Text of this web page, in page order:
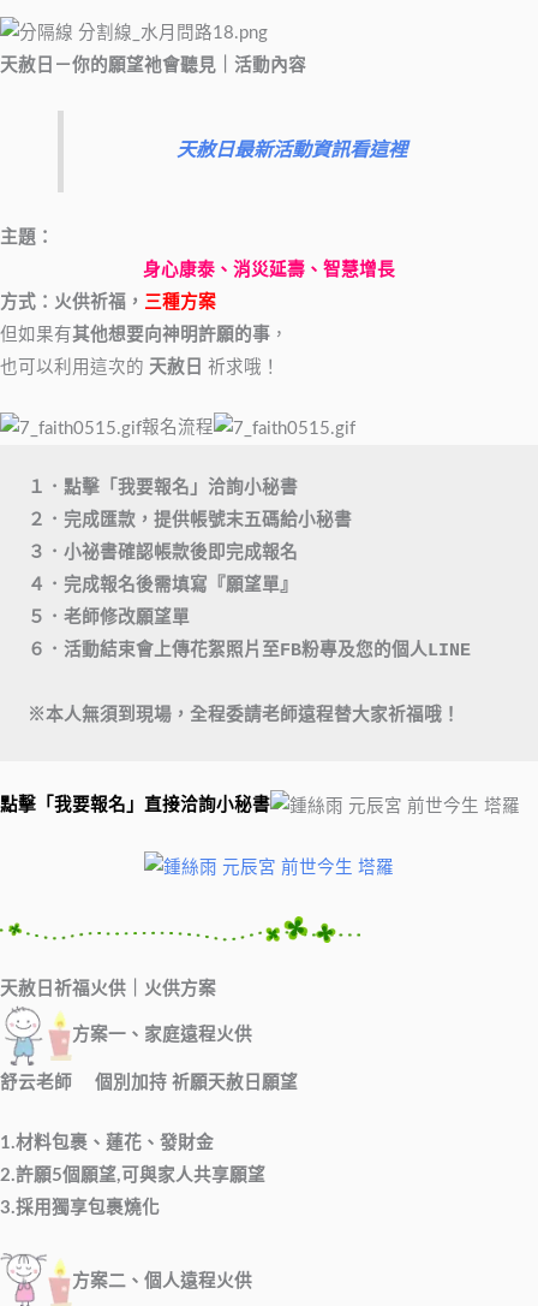
天赦日 －你的願望祂會聽見 ｜活動內容
天赦日最新活動資訊看這裡
主題 ：
身心康泰、消災延壽、智慧增長
方式：火供祈福， 三種方案
但如果有 其他想要向神明許願的事 ，
也可以利用這次的 天赦日 祈求哦！
報名流程
１．點擊「我要報名」洽詢小秘書
２．完成匯款，提供帳號末五碼給小秘書
３．小祕書確認帳款後即完成報名
４．完成報名後需填寫『願望單』
５．老師修改願望單
６．活動結束會上傳花絮照片至FB粉專及您的個人LINE
點擊「我要報名」直接洽詢小秘書
天赦日祈福火供 ｜火供方案
方案一、家庭遠程火供
舒云老師 個別加持 祈願天赦日願望
1.材料包裹、蓮花、發財金
2.許願5個願望,可與家人共享願望
3.採用獨享包裹燒化
方案二、個人遠程火供